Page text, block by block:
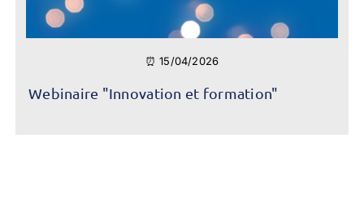
⏰ 15/04/2026
Webinaire "Innovation et formation"